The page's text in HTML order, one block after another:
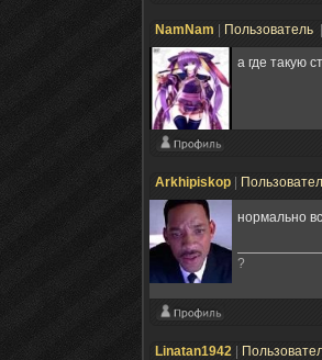
NamNam Пользователь
а где такую
Arkhipiskop
нормально
?
Linatan1942